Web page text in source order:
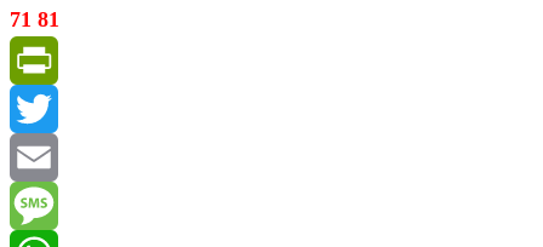
71 81
PrintFriendly
Twitter
Email